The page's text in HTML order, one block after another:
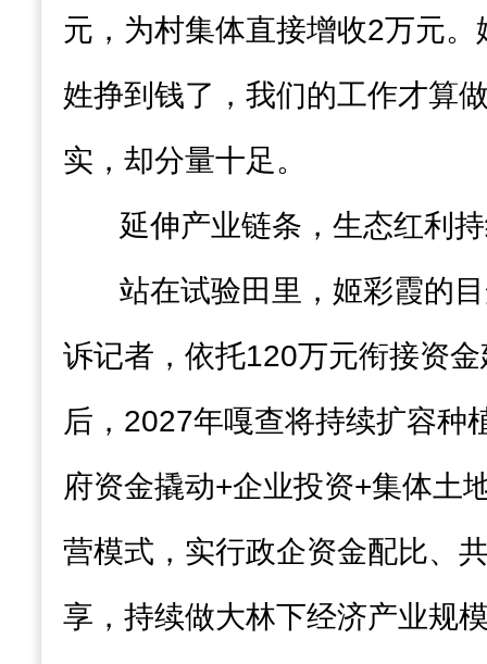
元，为村集体直接增收2万元。
姓挣到钱了，我们的工作才算
实，却分量十足。
延伸产业链条，生态红利
站在试验田里，姬彩霞的
诉记者，依托120万元衔接资
后，2027年嘎查将持续扩容种
府资金撬动+企业投资+集体土
营模式，实行政企资金配比、
享，持续做大林下经济产业规